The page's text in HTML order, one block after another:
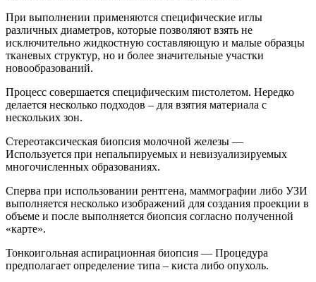
При выполнении применяются специфические иглы
различных диаметров, которые позволяют взять не
исключительно жидкостную составляющую и малые образцы
тканевых структур, но и более значительные участки
новообразований.
Процесс совершается специфическим пистолетом. Нередко
делается несколько подходов – для взятия материала с
нескольких зон.
Стереотаксическая биопсия молочной железы —
Используется при непальпируемых и невизуализируемых
многочисленных образованиях.
Сперва при использовании рентгена, маммографии либо УЗИ
выполняется несколько изображений для создания проекции в
объеме и после выполняется биопсия согласно полученной
«карте».
Тонкоигольная аспирационная биопсия — Процедура
предполагает определение типа – киста либо опухоль.